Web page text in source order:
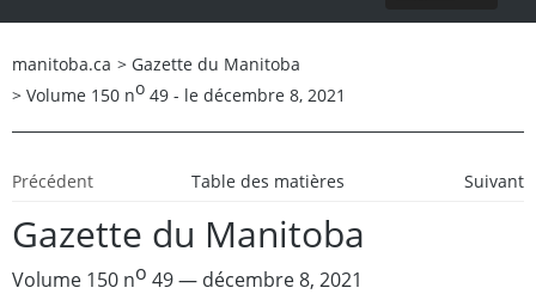
manitoba.ca > Gazette du Manitoba
> Volume 150 no 49 - le décembre 8, 2021
Précédent Table des matières Suivant
Gazette du Manitoba
Volume 150 no 49 — décembre 8, 2021